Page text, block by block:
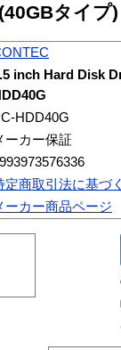
タイプ)
inch Hard Disk
HDD40G
ーカー保証
定商取引法に基づ
ーカー商品ページ